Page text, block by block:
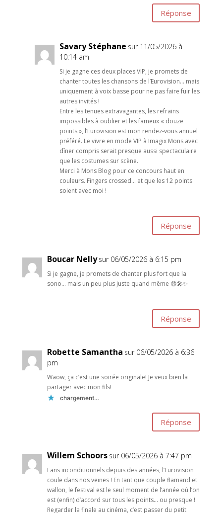
Réponse
Savary Stéphane sur 11/05/2026 à
10:14 am
Si je gagne ces deux places VIP, je promets de
chanter toutes les chansons de l’Eurovision… mais
uniquement à voix basse pour ne pas faire fuir les
autres invités !
Entre les tenues extravagantes, les refrains
impossibles à oublier et les fameux « douze
points », l’Eurovision est mon rendez-vous annuel
préféré. Le vivre en mode VIP à Imagix Mons avec
dîner compris serait presque aussi spectaculaire
que les costumes sur scène.
Merci à Mons Blog pour ce concours haut en
couleurs. Fingers crossed… et que les 12 points
soient avec moi !
Réponse
Boucar Nelly sur 06/05/2026 à 6:15 pm
Si je gagne, je promets de chanter plus fort que la
sono… mais un peu plus juste quand même 😄🎤✨
Réponse
Robette Samantha sur 06/05/2026 à 6:36
pm
Waow, ça c’est une soirée originale! Je veux bien la
partager avec mon fils!
chargement…
Réponse
Willem Schoors sur 06/05/2026 à 7:47 pm
Fans inconditionnels depuis des années, l’Eurovision
coule dans nos veines ! En tant que couple flamand et
wallon, le festival est le seul moment de l’année où l’on
est (enfin) d’accord sur tous les points… ou presque !
Regarder la finale au cinéma, c’est passer du petit